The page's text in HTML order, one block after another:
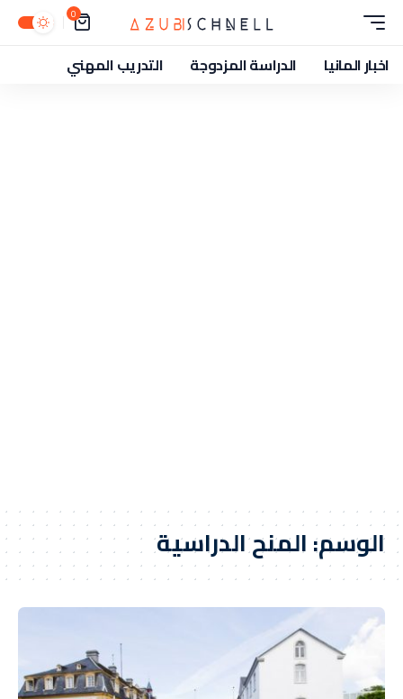
0
اخبار المانيا الدراسة المزدوجة التدريب المهني
الوسم:المنح الدراسية